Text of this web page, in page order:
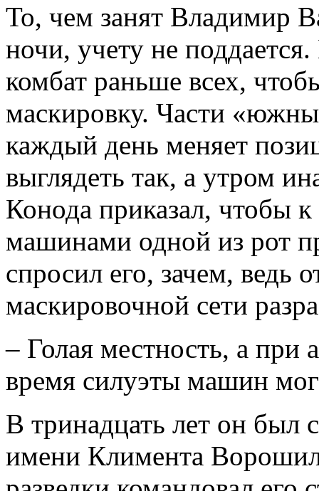
То, чем занят Владимир
ночи, учету не поддается.
комбат раньше всех,
маскировку. Части
каждый день меняет
выглядеть так, а утром
Конода приказал, чтобы
машинами одной из рот
спросил его, зачем, ведь
маскировочной сети
– Голая местность, а при
время силуэты машин
В тринадцать лет он был
имени Климента